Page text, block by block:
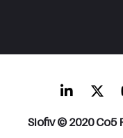
Siofiv © 2020 Co5